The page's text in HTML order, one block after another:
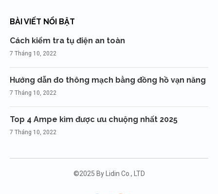
BÀI VIẾT NỔI BẬT
Cách kiểm tra tụ điện an toàn
7 Tháng 10, 2022
Hướng dẫn đo thông mạch bằng đồng hồ vạn năng
7 Tháng 10, 2022
Top 4 Ampe kìm được ưu chuộng nhất 2025
7 Tháng 10, 2022
©2025 By Lidin Co., LTD